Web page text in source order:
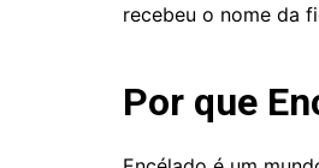
recebeu o nome da
Por que